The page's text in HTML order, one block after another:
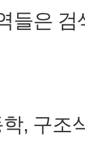
들은
, 구조